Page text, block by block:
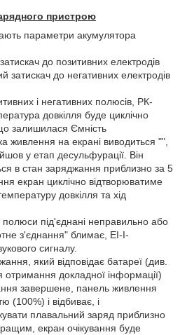
пристрою
параметри акумулятора
до позитивних електродів
затискач до негативних електродів
і негативних полюсів, РК-
довкілля буде циклічно
залишилася Ємність
живлення на екрані виводиться "",
у етап десульфурації. Він
в стан заряджання приблизно за 5
екран циклічно відтворюватиме
довкілля та хід
полюси під'єднані неправильно або
з'єднання" блимає, EI-I-
сигналу.
який відповідає батареї (див.
отримання докладної інформації)
завершене, панель живлення
(100%) і відбиває, і
плавальний заряд приблизно
екран очікування буде